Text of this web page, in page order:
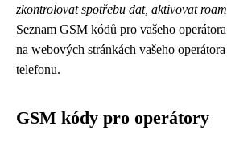
zkontrolovat spotřebu dat, aktivovat
Seznam GSM kódů pro vašeho
na webových stránkách vašeho
telefonu.
GSM kódy pro operátory